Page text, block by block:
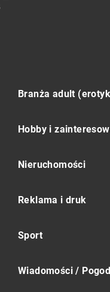
Branża adult
Hobby i
Nieruchomości
Reklama i druk
Sport
Wiadomości /